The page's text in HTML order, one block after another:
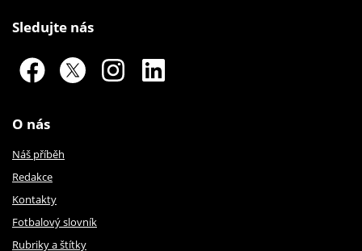
Sledujte nás
O nás
Náš příběh
Redakce
Kontakty
Fotbalový slovník
Rubriky a štítky